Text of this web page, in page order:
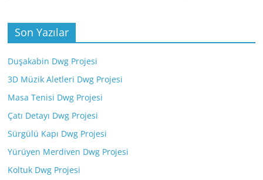
Son Yazılar
Duşakabin Dwg Projesi
3D Müzik Aletleri Dwg Projesi
Masa Tenisi Dwg Projesi
Çatı Detayı Dwg Projesi
Sürgülü Kapı Dwg Projesi
Yürüyen Merdiven Dwg Projesi
Koltuk Dwg Projesi